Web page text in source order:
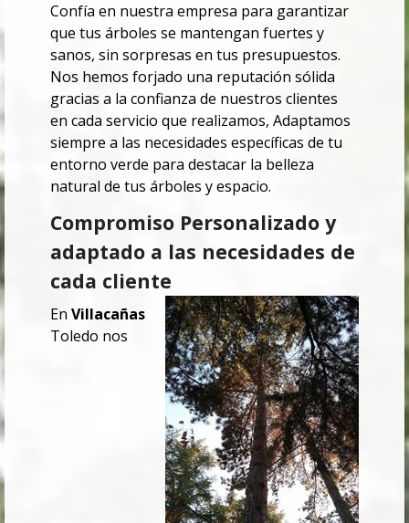
Confía en nuestra empresa para garantizar
que tus árboles se mantengan fuertes y
sanos, sin sorpresas en tus presupuestos.
Nos hemos forjado una reputación sólida
gracias a la confianza de nuestros clientes
en cada servicio que realizamos, Adaptamos
siempre a las necesidades específicas de tu
entorno verde para destacar la belleza
natural de tus árboles y espacio.
Compromiso Personalizado y
adaptado a las necesidades de
cada cliente
En Villacañas
Toledo nos